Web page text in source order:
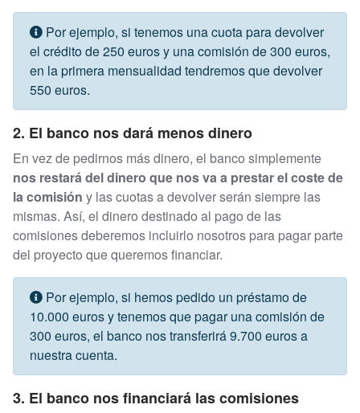
Por ejemplo, si tenemos una cuota para devolver
el crédito de 250 euros y una comisión de 300 euros,
en la primera mensualidad tendremos que devolver
550 euros.
2. El banco nos dará menos dinero
En vez de pedirnos más dinero, el banco simplemente
nos restará del dinero que nos va a prestar el coste de
la comisión y las cuotas a devolver serán siempre las
mismas. Así, el dinero destinado al pago de las
comisiones deberemos incluirlo nosotros para pagar parte
del proyecto que queremos financiar.
Por ejemplo, si hemos pedido un préstamo de
10.000 euros y tenemos que pagar una comisión de
300 euros, el banco nos transferirá 9.700 euros a
nuestra cuenta.
3. El banco nos financiará las comisiones